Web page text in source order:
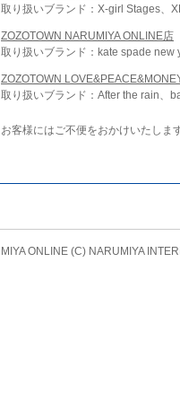
取り扱いブランド：X-girl Stages、
ZOZOTOWN NARUMIYA ONLINE店
取り扱いブランド：kate spade
ZOZOTOWN
取り扱いブランド：After the rain、
お客様にはご不便をおかけいたしま